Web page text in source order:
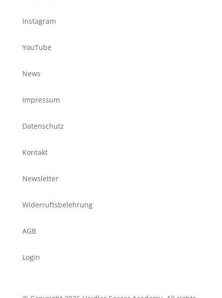
Instagram
YouTube
News
Impressum
Datenschutz
Kontakt
Newsletter
Widerruftsbelehrung
AGB
Login